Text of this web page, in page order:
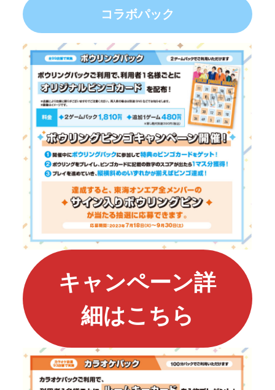
コラボパック
キャンペーン詳
細はこちら